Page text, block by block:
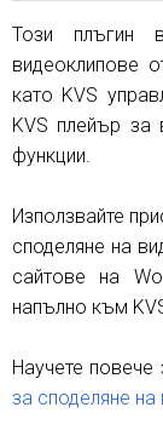
Този плъгин
видеоклипове
като KVS
KVS плейър за
функции.
Използвайте
споделяне на
сайтове на
напълно към
Научете повече
за споделяне